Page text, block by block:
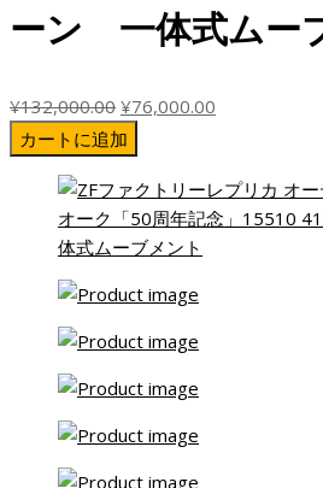
ーン 一体式ムー
¥132,000.00 元
の
価
格
は
¥132,000.00
し
た。
¥76,000.00
価
格
カートに追加